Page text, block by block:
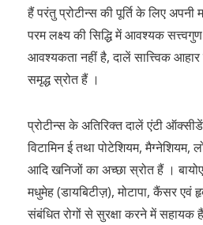
हैं परंतु प्रोटीन्स की पूर्ति के लिए
परम लक्ष्य की सिद्धि में आवश्यक
आवश्यकता नहीं है, दालें सात्त्विक
समृद्ध स्रोत हैं ।
प्रोटीन्स के अतिरिक्त दालें एंटी
विटामिन ई तथा पोटेशियम, मैग्नेशियम,
आदि खनिजों का अच्छा स्रोत हैं ।
मधुमेह (डायबिटीज़), मोटापा, कैंसर एवं
संबंधित रोगों से सुरक्षा करने में सहायक